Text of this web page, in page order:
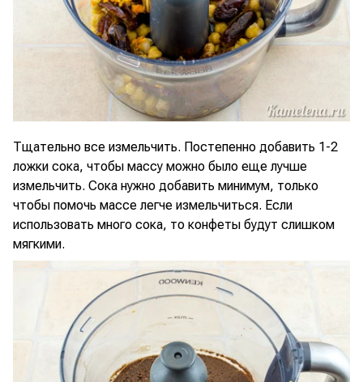
Тщательно все измельчить. Постепенно добавить 1-2
ложки сока, чтобы массу можно было еще лучше
измельчить. Сока нужно добавить минимум, только
чтобы помочь массе легче измельчиться. Если
использовать много сока, то конфеты будут слишком
мягкими.